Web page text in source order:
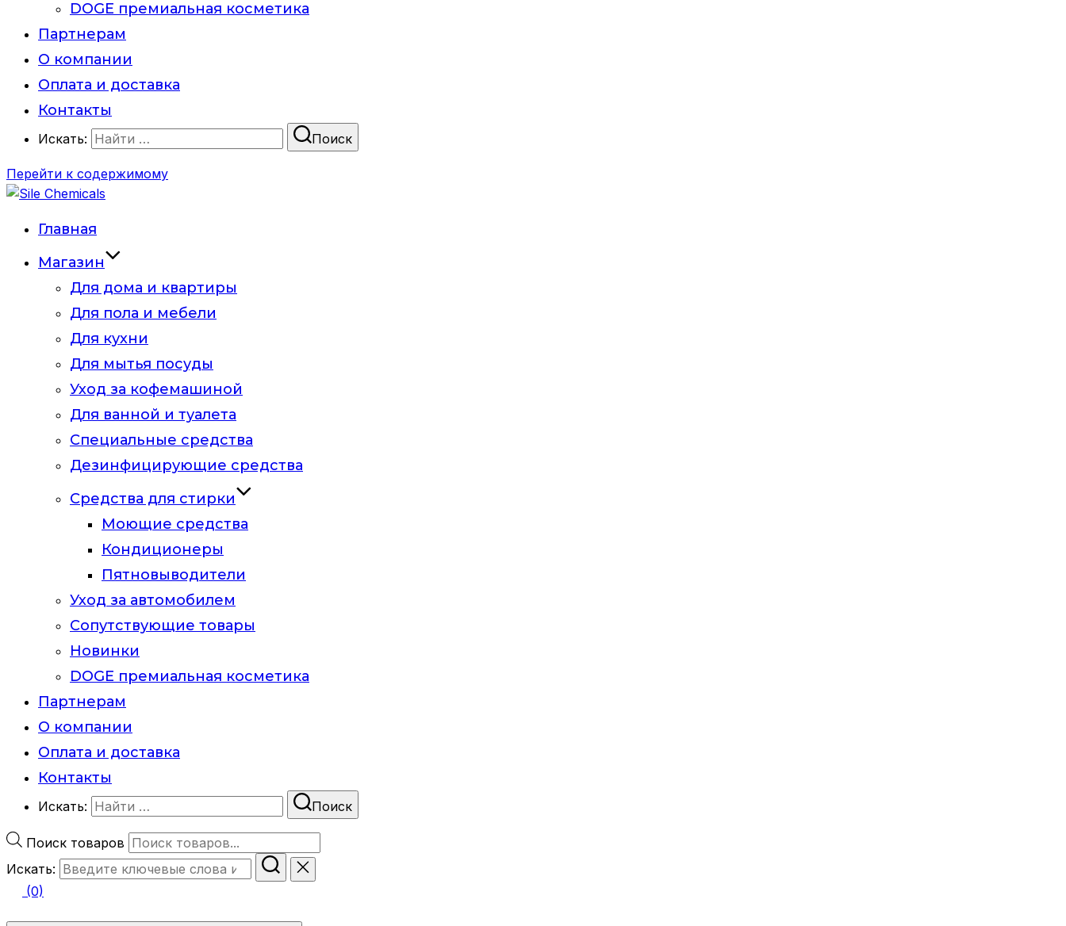
DOGE премиальная косметика
Партнерам
О компании
Оплата и доставка
Контакты
Искать: Поиск
Перейти к содержимому
Главная
Магазин
Для дома и квартиры
Для пола и мебели
Для кухни
Для мытья посуды
Уход за кофемашиной
Для ванной и туалета
Специальные средства
Дезинфицирующие средства
Средства для стирки
Моющие средства
Кондиционеры
Пятновыводители
Уход за автомобилем
Сопутствующие товары
Новинки
DOGE премиальная косметика
Партнерам
О компании
Оплата и доставка
Контакты
Искать: Поиск
Поиск товаров
Искать:
(0)